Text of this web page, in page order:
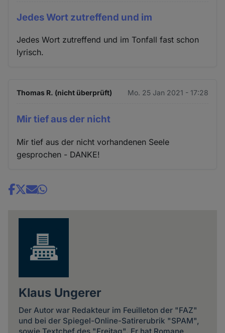
Jedes Wort zutreffend und im
Jedes Wort zutreffend und im Tonfall fast schon
lyrisch.
Thomas R. (nicht überprüft) Mo. 25 Jan 2021 - 17:28
Mir tief aus der nicht
Mir tief aus der nicht vorhandenen Seele
gesprochen - DANKE!
Share
Klaus Ungerer
Der Autor war Redakteur im Feuilleton der "FAZ"
und bei der Spiegel-Online-Satirerubrik "SPAM",
sowie Textchef des "Freitag". Er hat Romane,